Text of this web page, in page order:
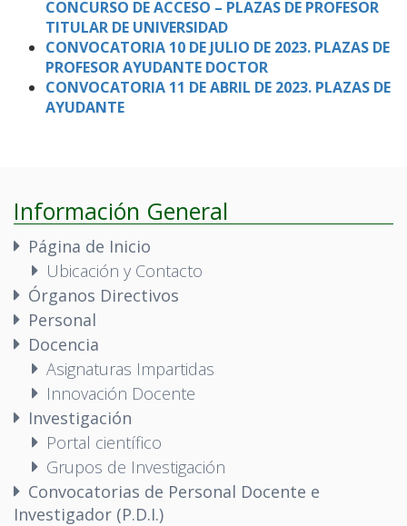
CONCURSO DE ACCESO – PLAZAS DE PROFESOR
TITULAR DE UNIVERSIDAD
CONVOCATORIA 10 DE JULIO DE 2023. PLAZAS DE
PROFESOR AYUDANTE DOCTOR
CONVOCATORIA 11 DE ABRIL DE 2023. PLAZAS DE
AYUDANTE
Información General
Página de Inicio
Ubicación y Contacto
Órganos Directivos
Personal
Docencia
Asignaturas Impartidas
Innovación Docente
Investigación
Portal científico
Grupos de Investigación
Convocatorias de Personal Docente e
Investigador (P.D.I.)